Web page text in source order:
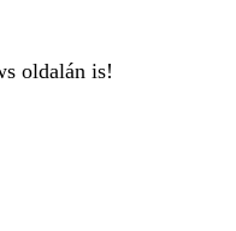
oldalán is!